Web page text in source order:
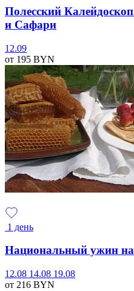
Полесский
и Сафари
12.09
от 195 BYN
1 день
Национальный ужин на
12.08 14.08 19.08
от 216 BYN